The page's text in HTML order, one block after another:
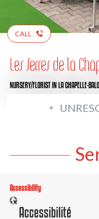
CALL
Les Serres de la
NURSERY/FLORISTIN LA CHAPELLE-
Accessibility
Accessibilité